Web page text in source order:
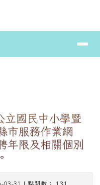
⏸
立國民中小學暨
市服務作業網
年限及相關個別